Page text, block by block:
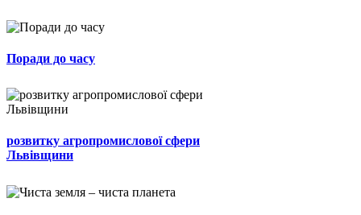
Поради до часу
розвитку агропромислової сфери
Львівщини